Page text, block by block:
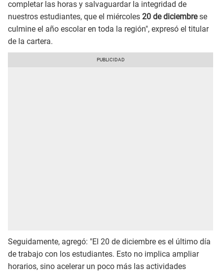
completar las horas y salvaguardar la integridad de
nuestros estudiantes, que el miércoles 20 de diciembrese
culmine el año escolar en toda la región", expresó el titular
de la cartera.
Seguidamente, agregó: "El 20 de diciembre es el último día
de trabajo con los estudiantes. Esto no implica ampliar
horarios, sino acelerar un poco más las actividades